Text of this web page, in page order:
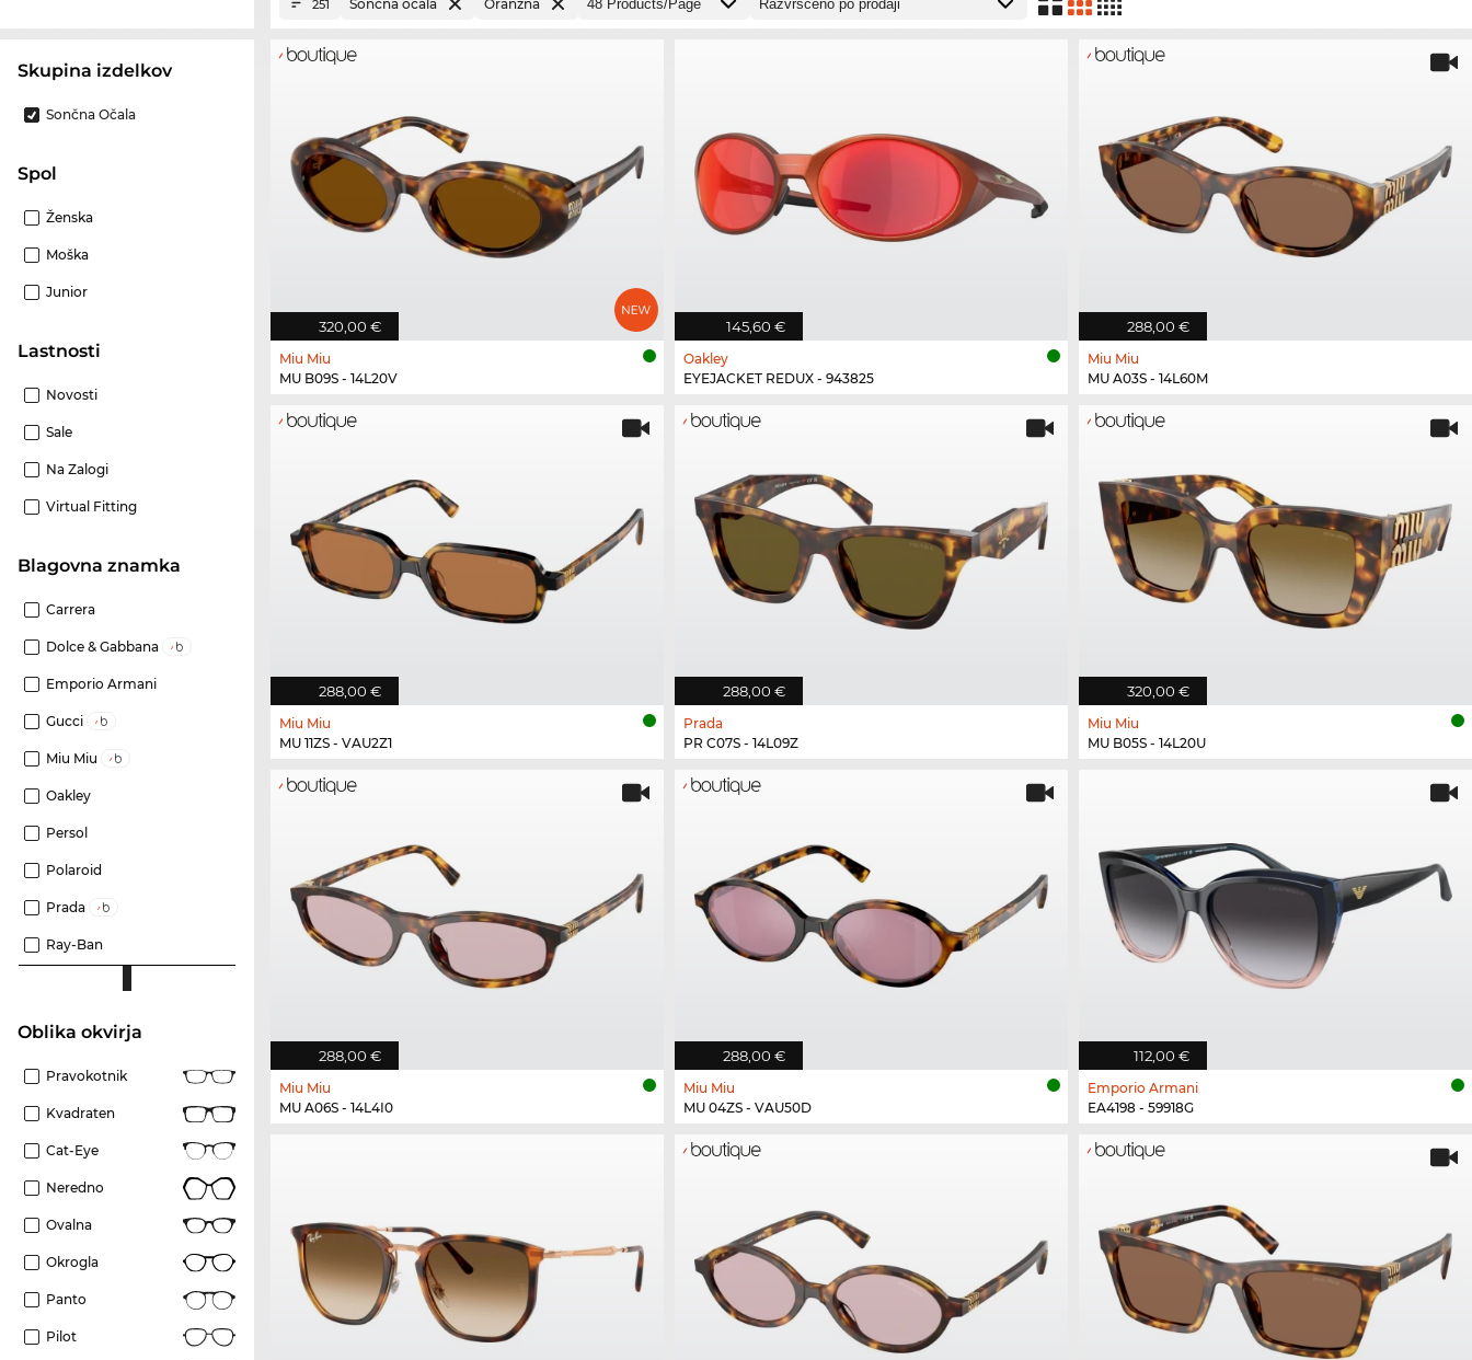
Skupina izdelkov
Sončna Očala
Spol
Ženska
Moška
Junior
Lastnosti
Novosti
Sale
Na Zalogi
Virtual Fitting
Blagovna znamka
Carrera
Dolce & Gabbana
Emporio Armani
Gucci
Miu Miu
Oakley
Persol
Polaroid
Prada
Ray-Ban
Oblika okvirja
Pravokotnik
Kvadraten
Cat-Eye
Neredno
Ovalna
Okrogla
Panto
Pilot
251 Sončna očala Oranžna
320,00 €
Miu Miu
MU B09S - 14L20V
145,60 €
Oakley
EYEJACKET REDUX - 943825
288,00 €
Miu Miu
MU A03S - 14L60M
288,00 €
Miu Miu
MU 11ZS - VAU2Z1
288,00 €
Prada
PR C07S - 14L09Z
320,00 €
Miu Miu
MU B05S - 14L20U
288,00 €
Miu Miu
MU A06S - 14L4I0
288,00 €
Miu Miu
MU 04ZS - VAU50D
112,00 €
Emporio Armani
EA4198 - 59918G